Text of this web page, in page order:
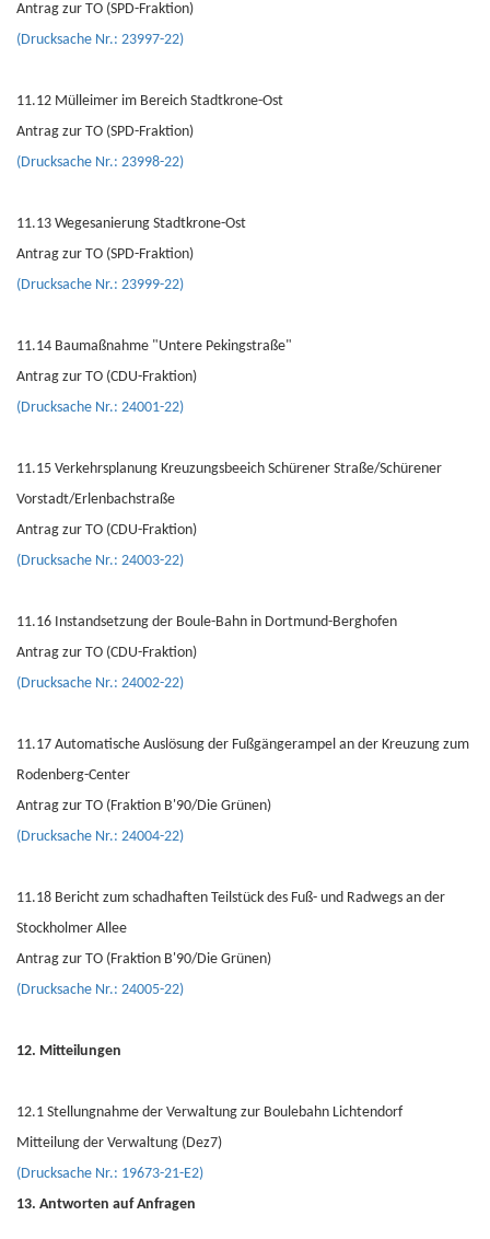
Antrag zur TO (SPD-Fraktion)
(Drucksache Nr.: 23997-22)
11.12 Mülleimer im Bereich Stadtkrone-Ost
Antrag zur TO (SPD-Fraktion)
(Drucksache Nr.: 23998-22)
11.13 Wegesanierung Stadtkrone-Ost
Antrag zur TO (SPD-Fraktion)
(Drucksache Nr.: 23999-22)
11.14 Baumaßnahme "Untere Pekingstraße"
Antrag zur TO (CDU-Fraktion)
(Drucksache Nr.: 24001-22)
11.15 Verkehrsplanung Kreuzungsbeeich Schürener Straße/Schürener
Vorstadt/Erlenbachstraße
Antrag zur TO (CDU-Fraktion)
(Drucksache Nr.: 24003-22)
11.16 Instandsetzung der Boule-Bahn in Dortmund-Berghofen
Antrag zur TO (CDU-Fraktion)
(Drucksache Nr.: 24002-22)
11.17 Automatische Auslösung der Fußgängerampel an der Kreuzung zum
Rodenberg-Center
Antrag zur TO (Fraktion B'90/Die Grünen)
(Drucksache Nr.: 24004-22)
11.18 Bericht zum schadhaften Teilstück des Fuß- und Radwegs an der
Stockholmer Allee
Antrag zur TO (Fraktion B'90/Die Grünen)
(Drucksache Nr.: 24005-22)
12. Mitteilungen
12.1 Stellungnahme der Verwaltung zur Boulebahn Lichtendorf
Mitteilung der Verwaltung (Dez7)
(Drucksache Nr.: 19673-21-E2)
13. Antworten auf Anfragen